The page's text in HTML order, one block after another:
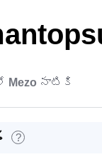
Mezo నాటికి
?